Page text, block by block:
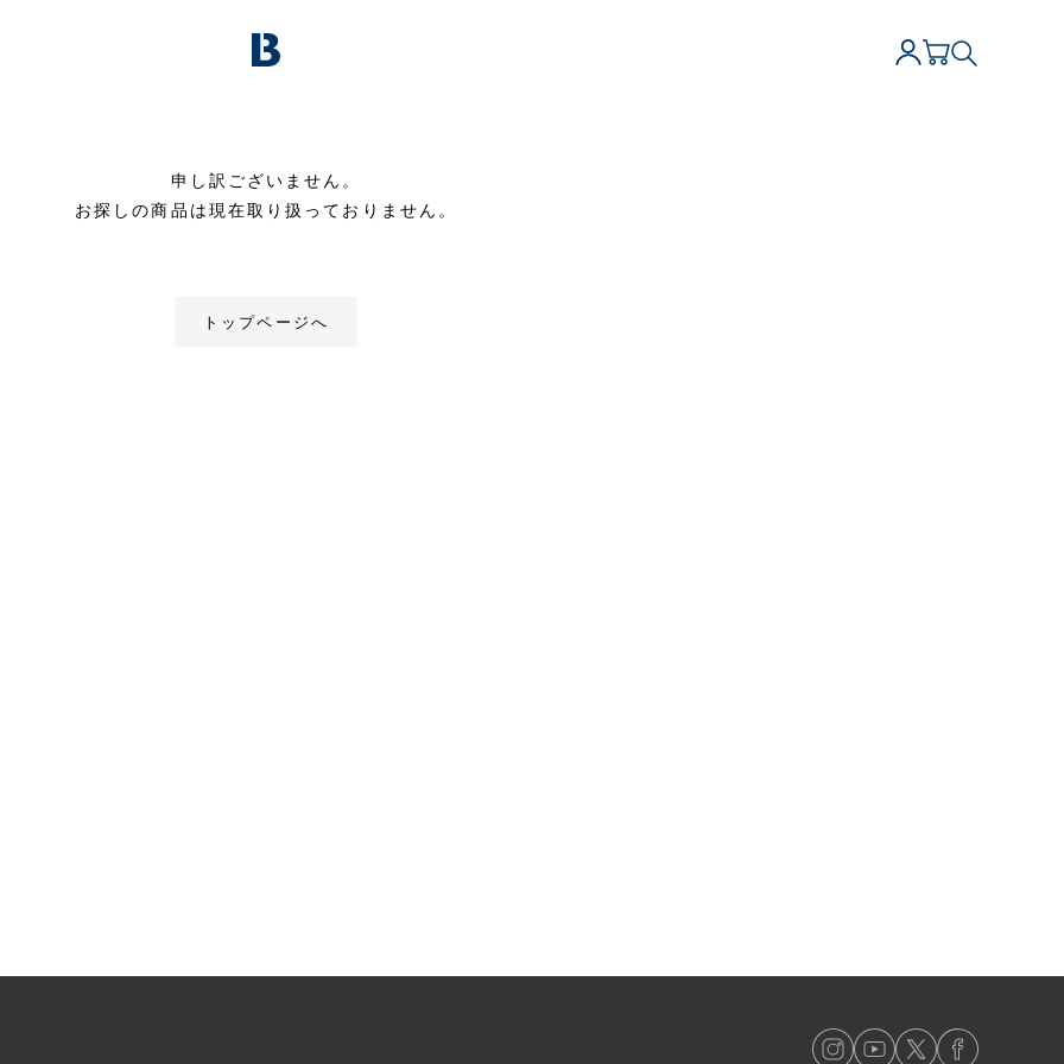
申し訳ございません。
お探しの商品は現在取り扱っておりません。
トップページへ